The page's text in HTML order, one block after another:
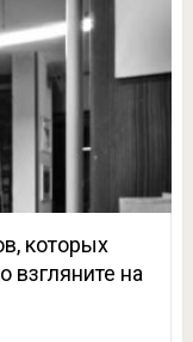
которых
взгляните на